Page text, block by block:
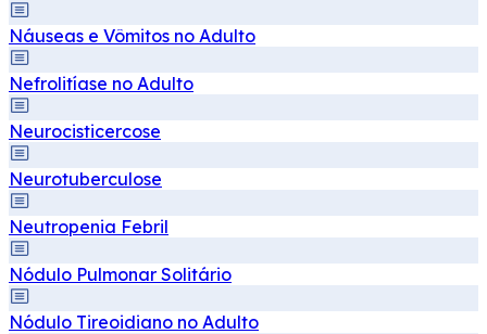
Náuseas e Vômitos no Adulto
Nefrolitíase no Adulto
Neurocisticercose
Neurotuberculose
Neutropenia Febril
Nódulo Pulmonar Solitário
Nódulo Tireoidiano no Adulto